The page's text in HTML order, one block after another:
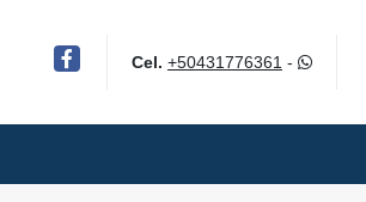
Facebook Cel. +50431776361 -